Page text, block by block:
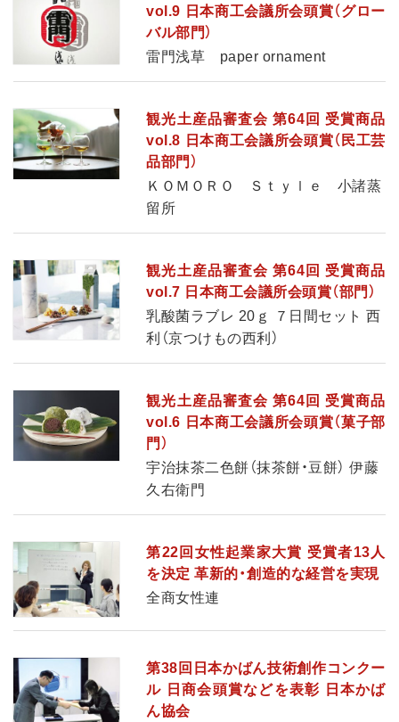
vol.9 日本商工会議所会頭賞（グロー
バル部門）
雷門浅草 paper ornament
観光土産品審査会 第64回 受賞商品
vol.8 日本商工会議所会頭賞（民工芸
品部門）
ＫＯＭＯＲＯ Ｓｔｙｌｅ 小諸蒸
留所
観光土産品審査会 第64回 受賞商品
vol.7 日本商工会議所会頭賞（部門）
乳酸菌ラブレ 20ｇ ７日間セット 西
利（京つけもの西利）
観光土産品審査会 第64回 受賞商品
vol.6 日本商工会議所会頭賞（菓子部
門）
宇治抹茶二色餅（抹茶餅・豆餅） 伊藤
久右衛門
第22回女性起業家大賞 受賞者13人
を決定 革新的・創造的な経営を実現
全商女性連
第38回日本かばん技術創作コンクー
ル 日商会頭賞などを表彰 日本かば
ん協会